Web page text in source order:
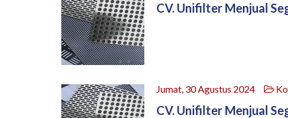
CV. Unifilter Menjual
Jumat, 30 Agustus 2024
CV. Unifilter Menjual